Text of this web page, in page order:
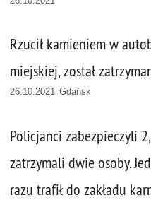
Rzucił kamieniem w
miejskiej, został
26.10.2021 Gdańsk
Policjanci zabezpieczyli
zatrzymali dwie osoby.
razu trafił do zakładu